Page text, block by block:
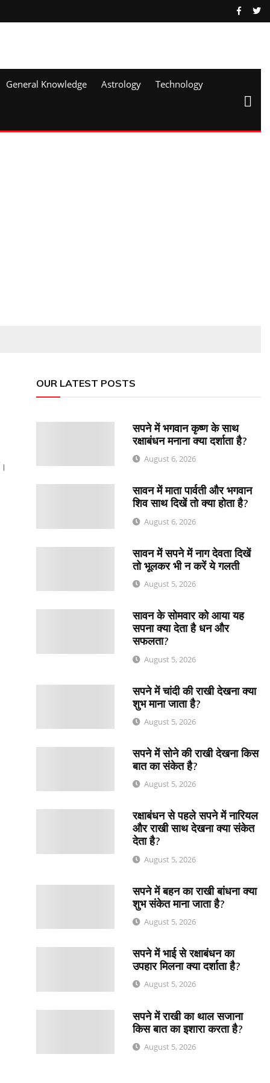
General Knowledge Astrology Technology
OUR LATEST POSTS
सपने में भगवान कृष्ण के साथ
रक्षाबंधन मनाना क्या दर्शाता है?
August 6, 2026
सावन में माता पार्वती और भगवान
शिव साथ दिखें तो क्या होता है?
August 6, 2026
सावन में सपने में नाग देवता दिखें
तो भूलकर भी न करें ये गलती
August 5, 2026
सावन के सोमवार को आया यह
सपना क्या देता है धन और
सफलता?
August 5, 2026
सपने में चांदी की राखी देखना क्या
शुभ माना जाता है?
August 5, 2026
सपने में सोने की राखी देखना किस
बात का संकेत है?
August 5, 2026
रक्षाबंधन से पहले सपने में नारियल
और राखी साथ देखना क्या संकेत
देता है?
August 5, 2026
सपने में बहन का राखी बांधना क्या
शुभ संकेत माना जाता है?
August 5, 2026
सपने में भाई से रक्षाबंधन का
उपहार मिलना क्या दर्शाता है?
August 5, 2026
सपने में राखी का थाल सजाना
किस बात का इशारा करता है?
August 5, 2026